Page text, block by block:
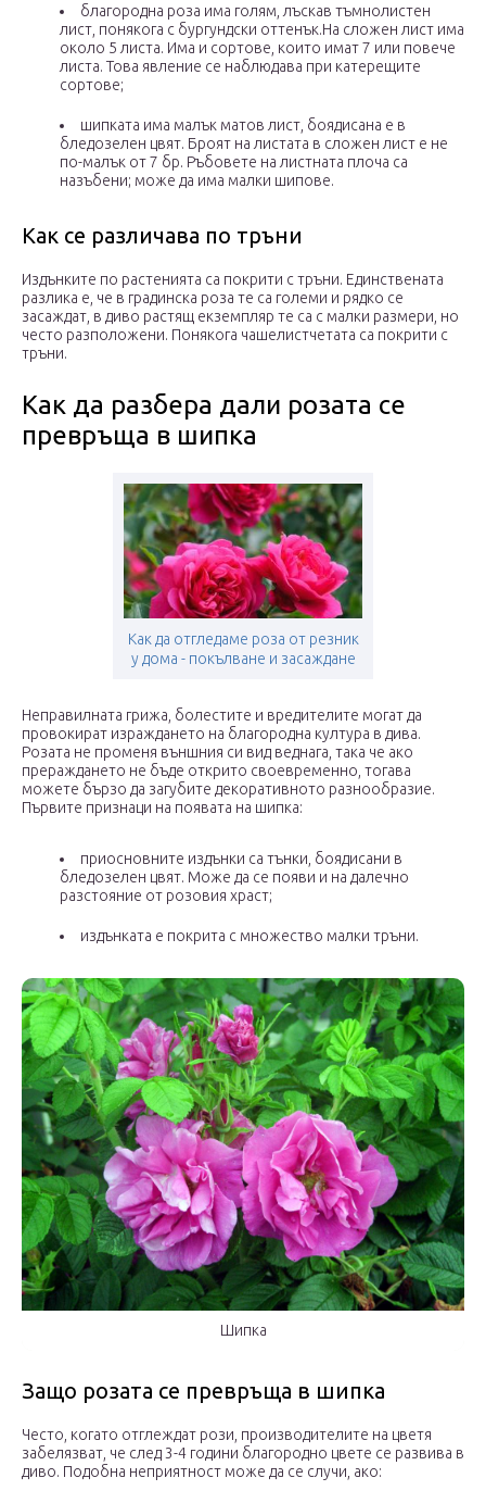
благородна роза има голям, лъскав тъмнолистен
лист, понякога с бургундски оттенък.На сложен лист има
около 5 листа. Има и сортове, които имат 7 или повече
листа. Това явление се наблюдава при катерещите
сортове;
шипката има малък матов лист, боядисана е в
бледозелен цвят. Броят на листата в сложен лист е не
по-малък от 7 бр. Ръбовете на листната плоча са
назъбени; може да има малки шипове.
Как се различава по тръни
Издънките по растенията са покрити с тръни. Единствената
разлика е, че в градинска роза те са големи и рядко се
засаждат, в диво растящ екземпляр те са с малки размери, но
често разположени. Понякога чашелистчетата са покрити с
тръни.
Как да разбера дали розата се
превръща в шипка
Как да отгледаме роза от резник
у дома - покълване и засаждане
Неправилната грижа, болестите и вредителите могат да
провокират израждането на благородна култура в дива.
Розата не променя външния си вид веднага, така че ако
прераждането не бъде открито своевременно, тогава
можете бързо да загубите декоративното разнообразие.
Първите признаци на появата на шипка:
приосновните издънки са тънки, боядисани в
бледозелен цвят. Може да се появи и на далечно
разстояние от розовия храст;
издънката е покрита с множество малки тръни.
Шипка
Защо розата се превръща в шипка
Често, когато отглеждат рози, производителите на цветя
забелязват, че след 3-4 години благородно цвете се развива в
диво. Подобна неприятност може да се случи, ако: